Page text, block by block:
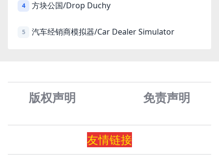
4 方块公国/Drop Duchy
5 汽车经销商模拟器/Car Dealer Simulator
版权声明 免责声明
友情链接